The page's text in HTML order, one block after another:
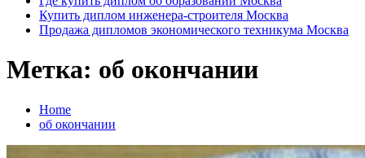
Купить диплом инженера-строителя Москва
Продажа дипломов экономического техникума Москва
Метка: об окончании
Home
об окончании